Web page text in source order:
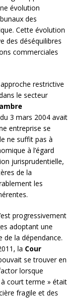
évolution
des
Cette évolution
des déséquilibres
commerciales
restrictive
le secteur
du 3 mars 2004 avait
entreprise se
ne suffit pas à
à l’égard
jurisprudentielle,
de la
les
progressivement
adoptant une
la dépendance.
la Cour
se trouver en
lorsque
à court terme » était
fragile et des